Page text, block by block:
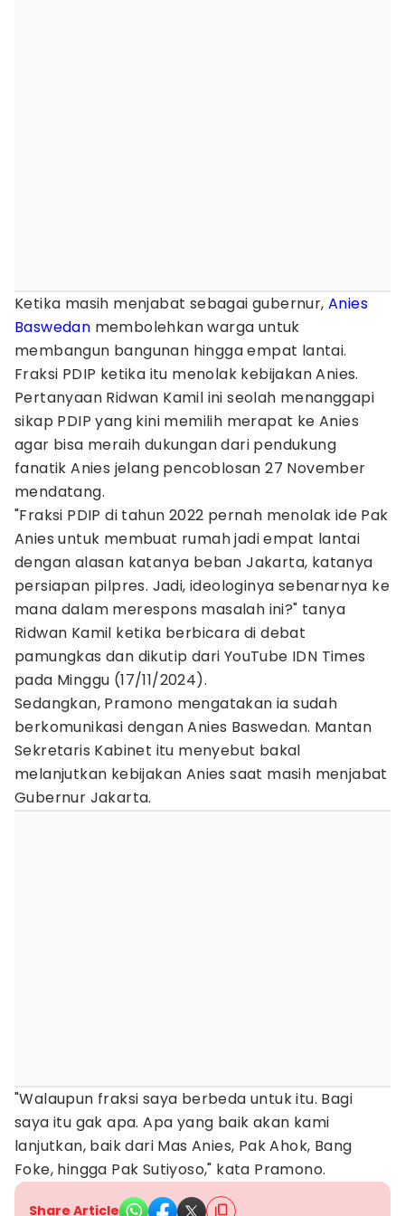
Ketika masih menjabat sebagai gubernur, Anies
Baswedan membolehkan warga untuk
membangun bangunan hingga empat lantai.
Fraksi PDIP ketika itu menolak kebijakan Anies.
Pertanyaan Ridwan Kamil ini seolah menanggapi
sikap PDIP yang kini memilih merapat ke Anies
agar bisa meraih dukungan dari pendukung
fanatik Anies jelang pencoblosan 27 November
mendatang.
"Fraksi PDIP di tahun 2022 pernah menolak ide Pak
Anies untuk membuat rumah jadi empat lantai
dengan alasan katanya beban Jakarta, katanya
persiapan pilpres. Jadi, ideologinya sebenarnya ke
mana dalam merespons masalah ini?" tanya
Ridwan Kamil ketika berbicara di debat
pamungkas dan dikutip dari YouTube IDN Times
pada Minggu (17/11/2024).
Sedangkan, Pramono mengatakan ia sudah
berkomunikasi dengan Anies Baswedan. Mantan
Sekretaris Kabinet itu menyebut bakal
melanjutkan kebijakan Anies saat masih menjabat
Gubernur Jakarta.
"Walaupun fraksi saya berbeda untuk itu. Bagi
saya itu gak apa. Apa yang baik akan kami
lanjutkan, baik dari Mas Anies, Pak Ahok, Bang
Foke, hingga Pak Sutiyoso," kata Pramono.
Share Article